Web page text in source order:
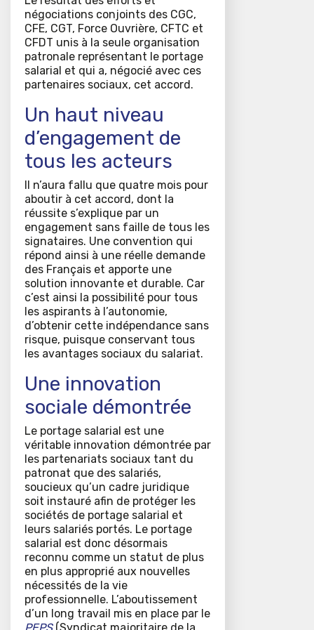
négociations conjoints des CGC,
CFE, CGT, Force Ouvrière, CFTC et
CFDT unis à la seule organisation
patronale représentant le portage
salarial et qui a, négocié avec ces
partenaires sociaux, cet accord.
Un haut niveau
d’engagement de
tous les acteurs
Il n’aura fallu que quatre mois pour
aboutir à cet accord, dont la
réussite s’explique par un
engagement sans faille de tous les
signataires. Une convention qui
répond ainsi à une réelle demande
des Français et apporte une
solution innovante et durable. Car
c’est ainsi la possibilité pour tous
les aspirants à l’autonomie,
d’obtenir cette indépendance sans
risque, puisque conservant tous
les avantages sociaux du salariat.
Une innovation
sociale démontrée
Le portage salarial est une
véritable innovation démontrée par
les partenariats sociaux tant du
patronat que des salariés,
soucieux qu’un cadre juridique
soit instauré afin de protéger les
sociétés de portage salarial et
leurs salariés portés. Le portage
salarial est donc désormais
reconnu comme un statut de plus
en plus approprié aux nouvelles
nécessités de la vie
professionnelle. L’aboutissement
d’un long travail mis en place par le